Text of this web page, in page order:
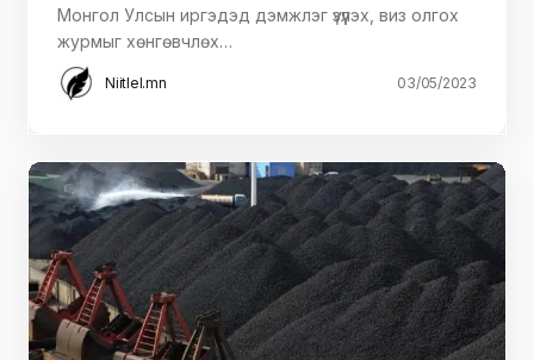
Монгол Улсын иргэдэд дэмжлэг үзүүлэх, виз олгох
журмыг хөнгөвчлөх…
Niitlel.mn 03/05/2023